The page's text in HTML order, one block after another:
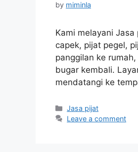
by miminla
Kami melayani
capek, pijat pegel,
panggilan ke
bugar kembali.
mendatangi ke
Categories
Jasa pijat
Leave a comment